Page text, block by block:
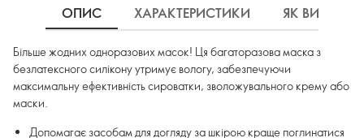
ОПИС ХАРАКТЕРИСТИКИ ЯК
Більше жодних одноразових масок! Ця багаторазова маска з
безлатексного силікону утримує вологу, забезпечуючи
максимальну ефективність сироватки, зволожувального крему або
маски.
Допомагає засобам для догляду за шкірою краще поглинатися